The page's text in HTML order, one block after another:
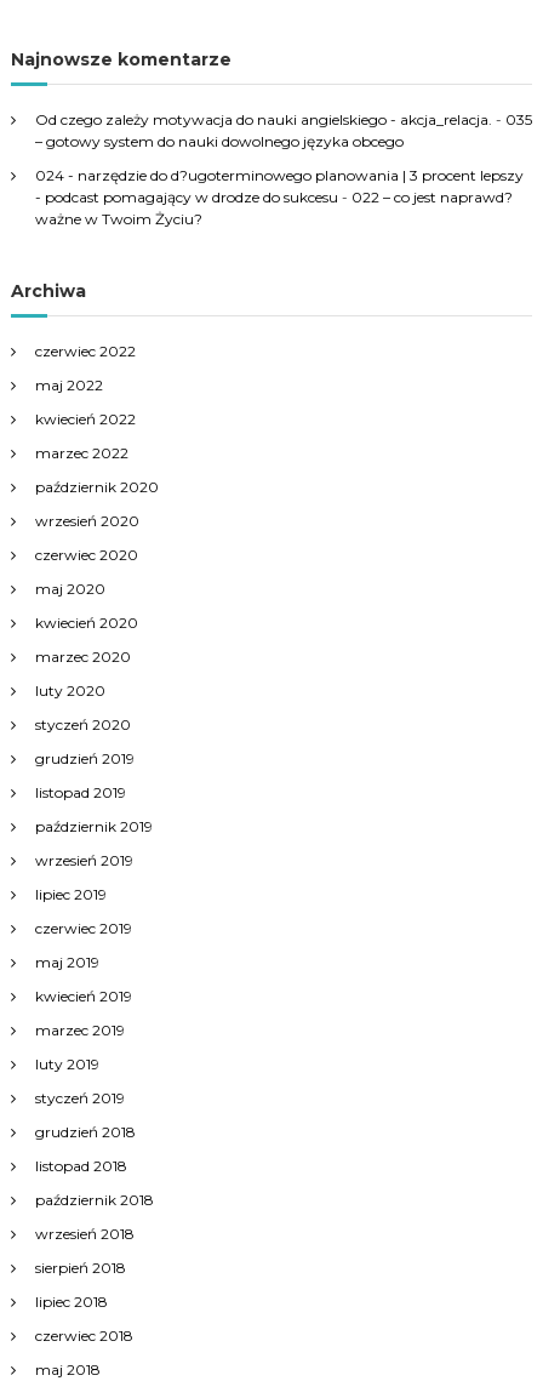
Najnowsze komentarze
Od czego zależy motywacja do nauki angielskiego - akcja_relacja. - 035
– gotowy system do nauki dowolnego języka obcego
024 - narzędzie do d?ugoterminowego planowania | 3 procent lepszy
- podcast pomagający w drodze do sukcesu - 022 – co jest naprawd?
ważne w Twoim Życiu?
Archiwa
czerwiec 2022
maj 2022
kwiecień 2022
marzec 2022
październik 2020
wrzesień 2020
czerwiec 2020
maj 2020
kwiecień 2020
marzec 2020
luty 2020
styczeń 2020
grudzień 2019
listopad 2019
październik 2019
wrzesień 2019
lipiec 2019
czerwiec 2019
maj 2019
kwiecień 2019
marzec 2019
luty 2019
styczeń 2019
grudzień 2018
listopad 2018
październik 2018
wrzesień 2018
sierpień 2018
lipiec 2018
czerwiec 2018
maj 2018